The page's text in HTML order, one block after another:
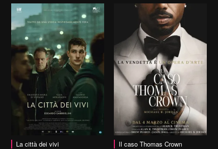
La città dei vivi
vai alla scheda Il caso Thomas Crown